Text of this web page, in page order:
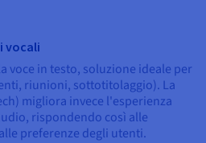
vocali
voce in testo, soluzione ideale per
riunioni, sottotitolaggio). La
migliora invece l'esperienza
rispondendo così alle
preferenze degli utenti.